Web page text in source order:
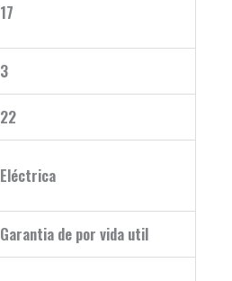
17
3
22
Eléctrica
Garantia de por vida util